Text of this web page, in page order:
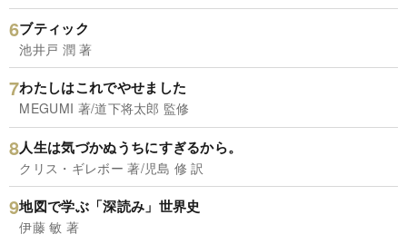
ブティック
池井戸 潤 著
わたしはこれでやせました
MEGUMI 著/道下将太郎 監修
人生は気づかぬうちにすぎるから。
クリス・ギレボー 著/児島 修 訳
地図で学ぶ「深読み」世界史
伊藤 敏 著